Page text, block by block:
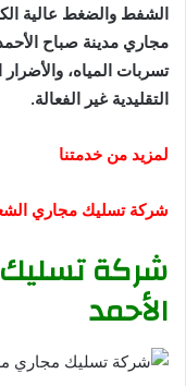
الشفط والضغط عالية
مجاري مدينة صباح
تسربات المياه،
التقليدية غير الفعالة.
لمزيد من خدمتنا
شركة تسليك مجاري
شركة تسليك
الأحمد